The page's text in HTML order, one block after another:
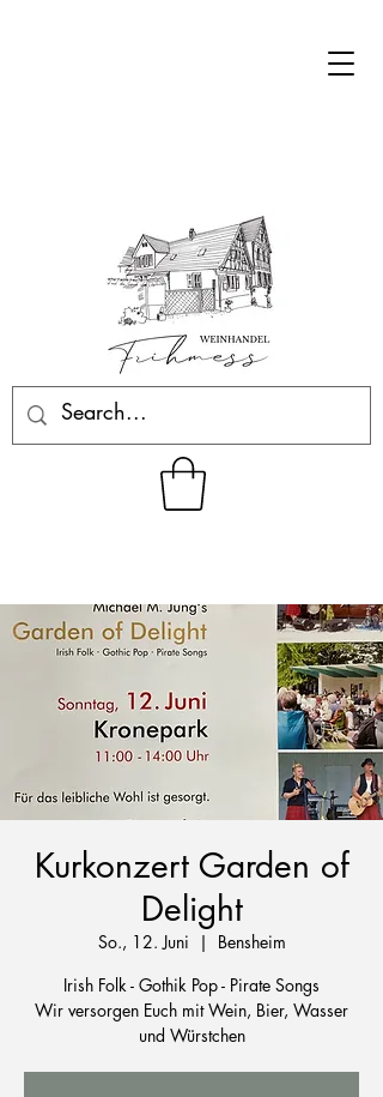
Kurkonzert Garden of
Delight
So., 12. Juni
  |
Bensheim
Irish Folk - Gothik Pop - Pirate Songs
Wir versorgen Euch mit Wein, Bier, Wasser
und Würstchen